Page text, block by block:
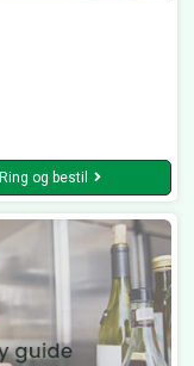
Ring og bestil